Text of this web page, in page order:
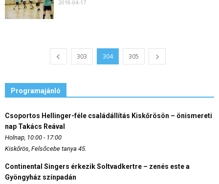
2018-04-17
303 304 305
Programajánló
Csoportos Hellinger-féle családállítás Kiskőrösön – önismereti
nap Takács Reával
Holnap, 10:00 - 17:00
Kiskőrös, Felsőcebe tanya 45.
Continental Singers érkezik Soltvadkertre – zenés este a
Gyöngyház színpadán